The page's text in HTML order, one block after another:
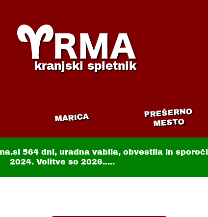
kranjski spletnik
MARICA PREŠERNO
MESTO
564 dni, uradna vabila, obvestila in
2024. Volitve so 2026.....